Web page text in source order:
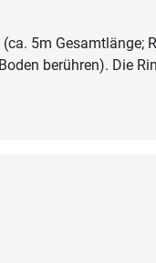
5m Gesamtlänge;
berühren). Die